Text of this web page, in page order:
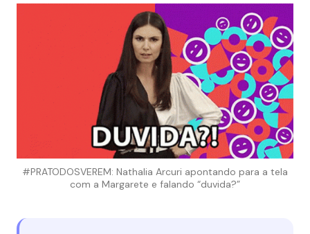
#PRATODOSVEREM: Nathalia Arcuri apontando para a tela
com a Margarete e falando “duvida?”